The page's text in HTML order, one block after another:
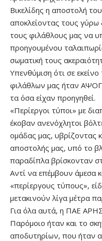
Βικελίδης η αποστολή
αποκλείοντας τους γύρω
τους φιλάθλους μας να
προηγουμένου
σωματική τους
Υπενθύμιση ότι σε
φιλάθλων μας ήταν
τα όσα είχαν προηγηθεί.
«Περίεργοι τύποι» με
έκοβαν ανενόχλητοι
ομάδας μας, υβρίζοντας
αποστολής μας, υπό το
παραδίπλα βρίσκονταν
Αντί να επέμβουν άμεσα
«περίεργους τύπους»,
μετακινούν λίγα μέτρα
Για όλα αυτά, η ΠΑΕ ΑΡΗΣ
Παρόμοιο ήταν και το
αποδυτηρίων, που ήταν